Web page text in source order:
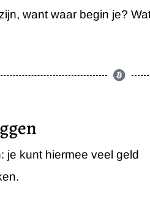
want waar begin je?
je kunt hiermee veel geld